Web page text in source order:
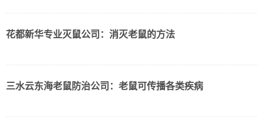
花都新华专业灭鼠公司：消灭老鼠的方法
三水云东海老鼠防治公司：老鼠可传播各类疾病